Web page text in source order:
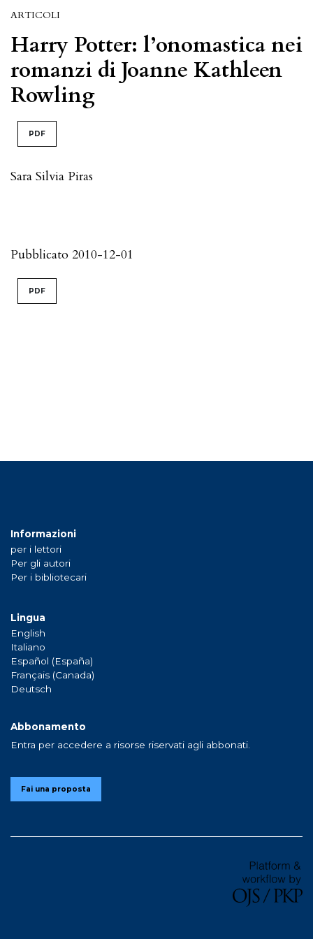
ARTICOLI
Harry Potter: l’onomastica nei
romanzi di Joanne Kathleen
Rowling
PDF
Sara Silvia Piras
Pubblicato 2010-12-01
PDF
Informazioni
per i lettori
Per gli autori
Per i bibliotecari
Lingua
English
Italiano
Español (España)
Français (Canada)
Deutsch
Abbonamento
Entra per accedere a risorse riservati agli abbonati.
Fai una proposta